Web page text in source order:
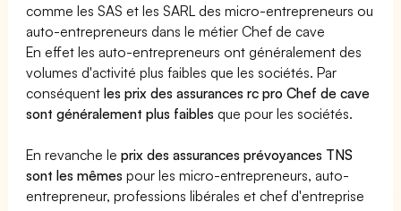
comme les SAS et les SARL des micro-entrepreneurs ou
auto-entrepreneurs dans le métier Chef de cave
En effet les auto-entrepreneurs ont généralement des
volumes d'activité plus faibles que les sociétés. Par
conséquentles prix des assurances rc pro Chef de cave
sont généralement plus faibles que pour les sociétés.
En revanche leprix des assurances prévoyances TNS
sont les mêmes pour les micro-entrepreneurs, auto-
entrepreneur, professions libérales et chef d'entreprise